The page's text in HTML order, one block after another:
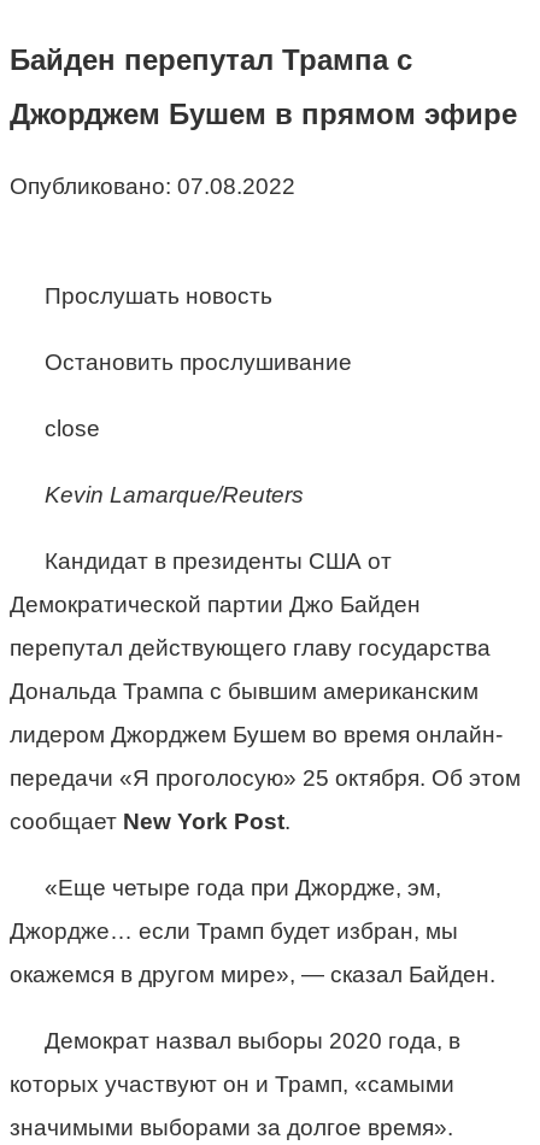
Байден перепутал Трампа с
Джорджем Бушем в прямом эфире
Опубликовано: 07.08.2022
Прослушать новость
Остановить прослушивание
close
Kevin Lamarque/Reuters
Кандидат в президенты США от
Демократической партии Джо Байден
перепутал действующего главу государства
Дональда Трампа с бывшим американским
лидером Джорджем Бушем во время онлайн-
передачи «Я проголосую» 25 октября. Об этом
сообщает New York Post.
«Еще четыре года при Джордже, эм,
Джордже… если Трамп будет избран, мы
окажемся в другом мире», — сказал Байден.
Демократ назвал выборы 2020 года, в
которых участвуют он и Трамп, «самыми
значимыми выборами за долгое время».